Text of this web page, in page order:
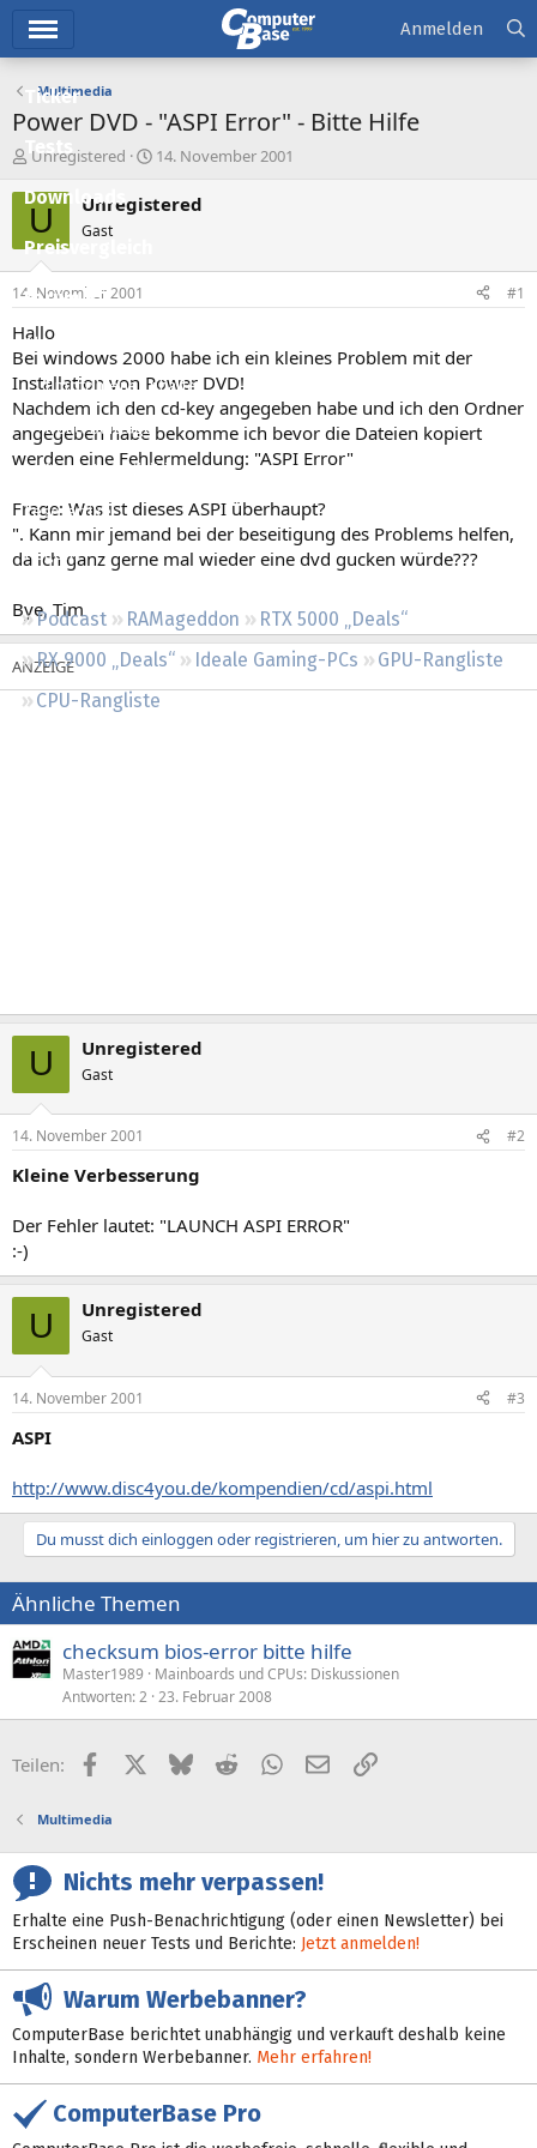
Ticker
Tests
Downloads
Preisvergleich
Forum
Aktuelles
Empfohlene Inhalte
Neue Beiträge
Neueste Aktivitäten
Leserartikel
Regeln
Podcast RAMageddon
RTX 5000 „Deals“
RX 9000 „Deals“
Ideale Gaming-PCs
GPU-Rangliste
CPU-Rangliste
Anmelden
Multimedia
Power DVD - "ASPI Error" - Bitte Hilfe
E
s
e
e
r
Unregistered
E
s
t
m
14. November 2001
U Unregistered
Gast
14. November 2001 #1
Hallo
Bei windows 2000 habe ich ein kleines Problem mit der
Installation von Power DVD!
Nachdem ich den cd-key angegeben habe und ich den Ordner
angegeben habe bekomme ich bevor die Dateien kopiert
werden eine Fehlermeldung: "ASPI Error"
Frage: Was ist dieses ASPI überhaupt?
". Kann mir jemand bei der beseitigung des Problems helfen,
da ich ganz gerne mal wieder eine dvd gucken würde???
Bye, Tim
U Unregistered
Gast
14. November 2001 #2
Kleine Verbesserung
Der Fehler lautet: "LAUNCH ASPI ERROR"
:-)
U Unregistered
Gast
14. November 2001 #3
ASPI
http://www.disc4you.de/kompendien/cd/aspi.html
Du musst dich einloggen oder registrieren, um hier zu antworten.
Ähnliche Themen
checksum bios-error bitte hilfe
Master1989
Mainboards und CPUs: Diskussionen
Antworten 2 23. Februar 2008
Teilen: FacebookX (Twitter)
BlueskyRedditWhatsApp
E-MailLink
Multimedia
Nichts mehr verpassen!
Erhalte eine Push-Benachrichtigung (oder einen Newsletter) bei
Erscheinen neuer Tests und Berichte: Jetzt anmelden!
Warum Werbebanner?
ComputerBase berichtet unabhängig und verkauft deshalb keine
Inhalte, sondern Werbebanner. Mehr erfahren!
ComputerBase Pro